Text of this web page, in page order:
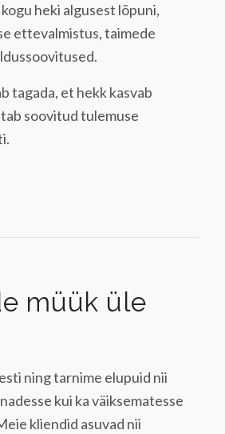
heki algusest lõpuni,
ettevalmistus, taimede
tagada, et hekk kasvab
soovitud tulemuse
müük üle
ning tarnime elupuid nii
kui ka väiksematesse
kliendid asuvad nii